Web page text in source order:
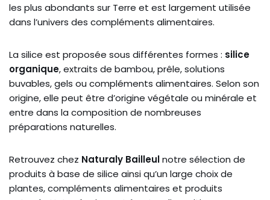
les plus abondants sur Terre et est largement utilisée
dans l’univers des compléments alimentaires.
La silice est proposée sous différentes formes : silice
organique, extraits de bambou, prêle, solutions
buvables, gels ou compléments alimentaires. Selon son
origine, elle peut être d’origine végétale ou minérale et
entre dans la composition de nombreuses
préparations naturelles.
Retrouvez chez Naturaly Bailleulnotre sélection de
produits à base de silice ainsi qu’un large choix de
plantes, compléments alimentaires et produits